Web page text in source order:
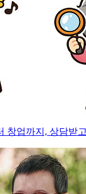
창업까지, 상담받